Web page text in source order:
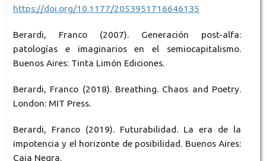
https://doi.org/10.1177/2053951716646135
Berardi, Franco (2007). Generación post-alfa:
patologías e imaginarios en el semiocapitalismo.
Buenos Aires: Tinta Limón Ediciones.
Berardi, Franco (2018). Breathing. Chaos and Poetry.
London: MIT Press.
Berardi, Franco (2019). Futurabilidad. La era de la
impotencia y el horizonte de posibilidad. Buenos Aires:
Caja Negra.